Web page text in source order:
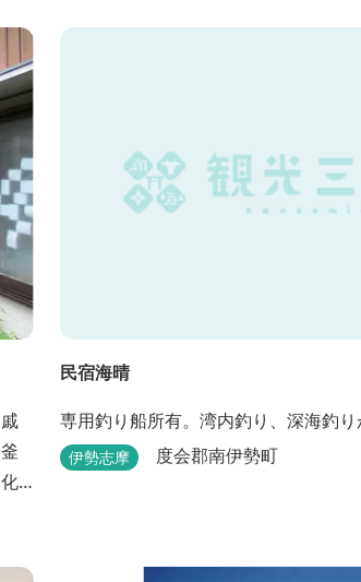
民宿海晴
専用釣り船所有。湾内釣り、深海釣り
伊勢志摩 度会郡南伊勢町